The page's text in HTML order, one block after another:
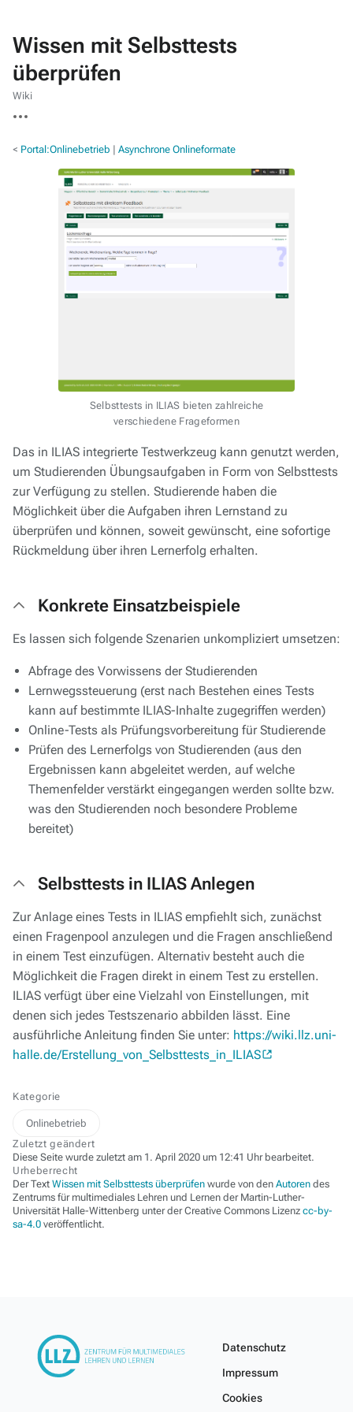
Wissen mit Selbsttests
überprüfen
Wiki
Aktionen
< Portal:Onlinebetrieb ‎ | Asynchrone Onlineformate
Selbsttests in ILIAS bieten zahlreiche
verschiedene Frageformen
Das in ILIAS integrierte Testwerkzeug kann genutzt werden,
um Studierenden Übungsaufgaben in Form von Selbsttests
zur Verfügung zu stellen. Studierende haben die
Möglichkeit über die Aufgaben ihren Lernstand zu
überprüfen und können, soweit gewünscht, eine sofortige
Rückmeldung über ihren Lernerfolg erhalten.
Konkrete Einsatzbeispiele
Es lassen sich folgende Szenarien unkompliziert umsetzen:
Abfrage des Vorwissens der Studierenden
Lernwegssteuerung (erst nach Bestehen eines Tests
kann auf bestimmte ILIAS-Inhalte zugegriffen werden)
Online-Tests als Prüfungsvorbereitung für Studierende
Prüfen des Lernerfolgs von Studierenden (aus den
Ergebnissen kann abgeleitet werden, auf welche
Themenfelder verstärkt eingegangen werden sollte bzw.
was den Studierenden noch besondere Probleme
bereitet)
Selbsttests in ILIAS Anlegen
Zur Anlage eines Tests in ILIAS empfiehlt sich, zunächst
einen Fragenpool anzulegen und die Fragen anschließend
in einem Test einzufügen. Alternativ besteht auch die
Möglichkeit die Fragen direkt in einem Test zu erstellen.
ILIAS verfügt über eine Vielzahl von Einstellungen, mit
denen sich jedes Testszenario abbilden lässt. Eine
ausführliche Anleitung finden Sie unter: https://wiki.llz.uni-
halle.de/Erstellung_von_Selbsttests_in_ILIAS
Kategorie
Onlinebetrieb
Zuletzt geändert
Diese Seite wurde zuletzt am 1. April 2020 um 12:41 Uhr bearbeitet.
Urheberrecht
Der Text Wissen mit Selbsttests überprüfen wurde von den Autoren des
Zentrums für multimediales Lehren und Lernen der Martin-Luther-
Universität Halle-Wittenberg unter der Creative Commons Lizenz cc-by-
sa-4.0 veröffentlicht.
Datenschutz
Impressum
Cookies